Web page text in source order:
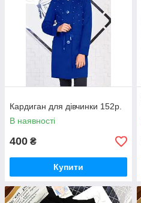
Кардиган для дівчинки 152р.
В наявності
400 ₴
Купити